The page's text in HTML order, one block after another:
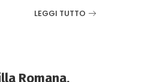
LEGGI TUTTO
Romana,